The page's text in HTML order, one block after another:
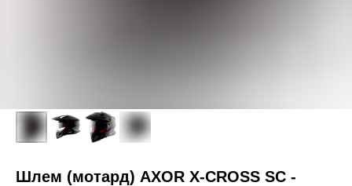
Шлем (мотард) AXOR X-CROSS SC -